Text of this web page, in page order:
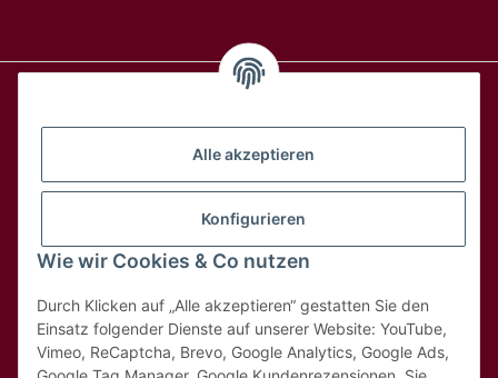
Alle akzeptieren
Konfigurieren
Wie wir Cookies & Co nutzen
Durch Klicken auf „Alle akzeptieren“ gestatten Sie den
Einsatz folgender Dienste auf unserer Website: YouTube,
Vimeo, ReCaptcha, Brevo, Google Analytics, Google Ads,
Hilfe & Kontakt
Rechtliches